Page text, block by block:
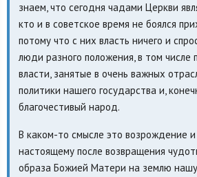
знаем, что сегодня чадами Церкви
кто и в советское время не боялся
потому что с них власть ничего и
люди разного положения, в том
власти, занятые в очень важных
политики нашего государства и,
благочестивый народ.
В каком-то смысле это возрождение
настоящему после возвращения
образа Божией Матери на землю